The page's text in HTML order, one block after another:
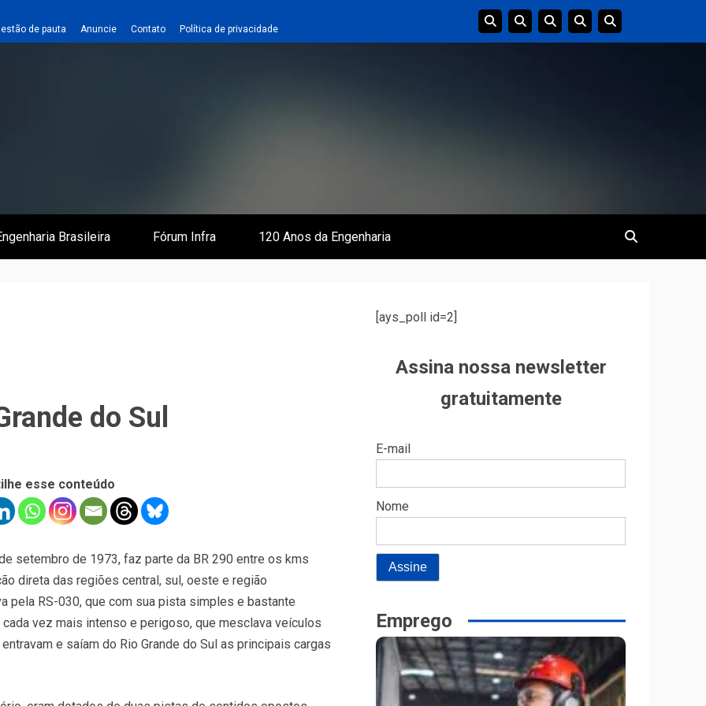
de pauta Anuncie Contato Política de privacidade
Brasileira Fórum Infra 120 Anos da Engenharia
do Sul
esse conteúdo
setembro de 1973, faz parte da BR 290 entre os kms
direta das regiões central, sul, oeste e região
pela RS-030, que com sua pista simples e bastante
vez mais intenso e perigoso, que mesclava veículos
e saíam do Rio Grande do Sul as principais cargas
[ays_poll id=2]
Assina nossa newsletter
gratuitamente
E-mail
Nome
Emprego